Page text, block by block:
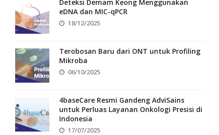
Deteksi Demam Keong Menggunakan
eDNA dan MIC-qPCR
18/12/2025
Terobosan Baru dari ONT untuk Profiling
Mikroba
06/10/2025
4baseCare Resmi Gandeng AdviSains
untuk Perluas Layanan Onkologi Presisi di
Indonesia
17/07/2025